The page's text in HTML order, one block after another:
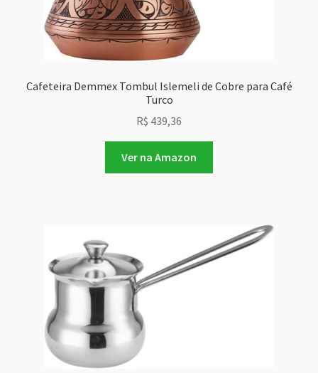
Cafeteira Demmex Tombul Islemeli de Cobre para Café
Turco
R$ 439,36
Ver na Amazon